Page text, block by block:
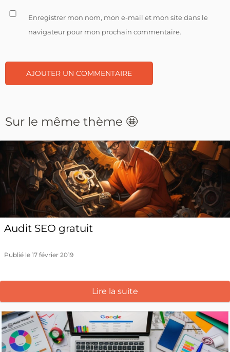
Enregistrer mon nom, mon e-mail et mon site dans le
navigateur pour mon prochain commentaire.
Sur le même thème 🤩
Audit SEO gratuit
Publié le 17 février 2019
Lire la suite